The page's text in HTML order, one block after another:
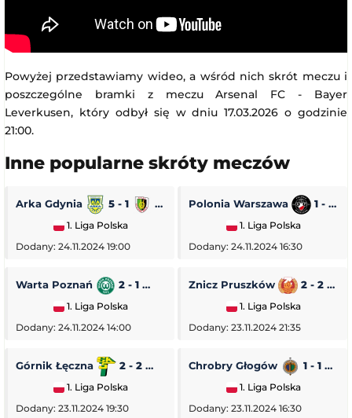
Powyżej przedstawiamy wideo, a wśród nich skrót meczu i
poszczególne bramki z meczu Arsenal FC - Bayer
Leverkusen, który odbył się w dniu 17.03.2026 o godzinie
21:00.
Inne popularne skróty meczów
Arka Gdynia 5 - 1
1. Liga Polska
Dodany: 24.11.2024 19:00
Polonia Warszawa 1 - 0
1. Liga Polska
Dodany: 24.11.2024 16:30
Warta Poznań 2 - 1 Pogoń Siedlce
1. Liga Polska
Dodany: 24.11.2024 14:00
Znicz Pruszków 2 - 2
1. Liga Polska
Dodany: 23.11.2024 21:35
Górnik Łęczna 2 - 2 GKS Tychy
1. Liga Polska
Dodany: 23.11.2024 19:30
Chrobry Głogów 1 - 1
1. Liga Polska
Dodany: 23.11.2024 16:30